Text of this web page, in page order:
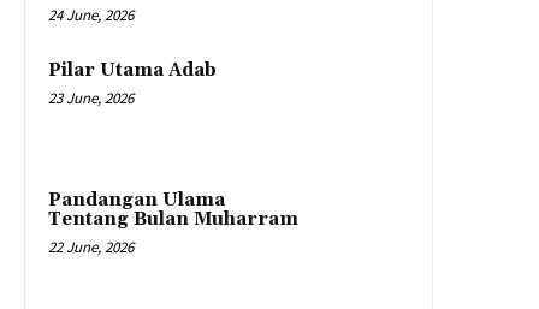
24 June, 2026
Pilar Utama Adab
23 June, 2026
Pandangan Ulama
Tentang Bulan Muharram
22 June, 2026